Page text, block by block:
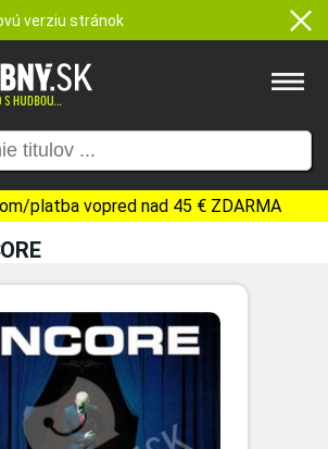
verziu stránok
platba vopred nad 45 € ZDARMA